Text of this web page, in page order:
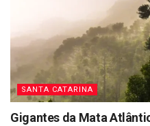
SANTA CATARINA
Gigantes da Mata